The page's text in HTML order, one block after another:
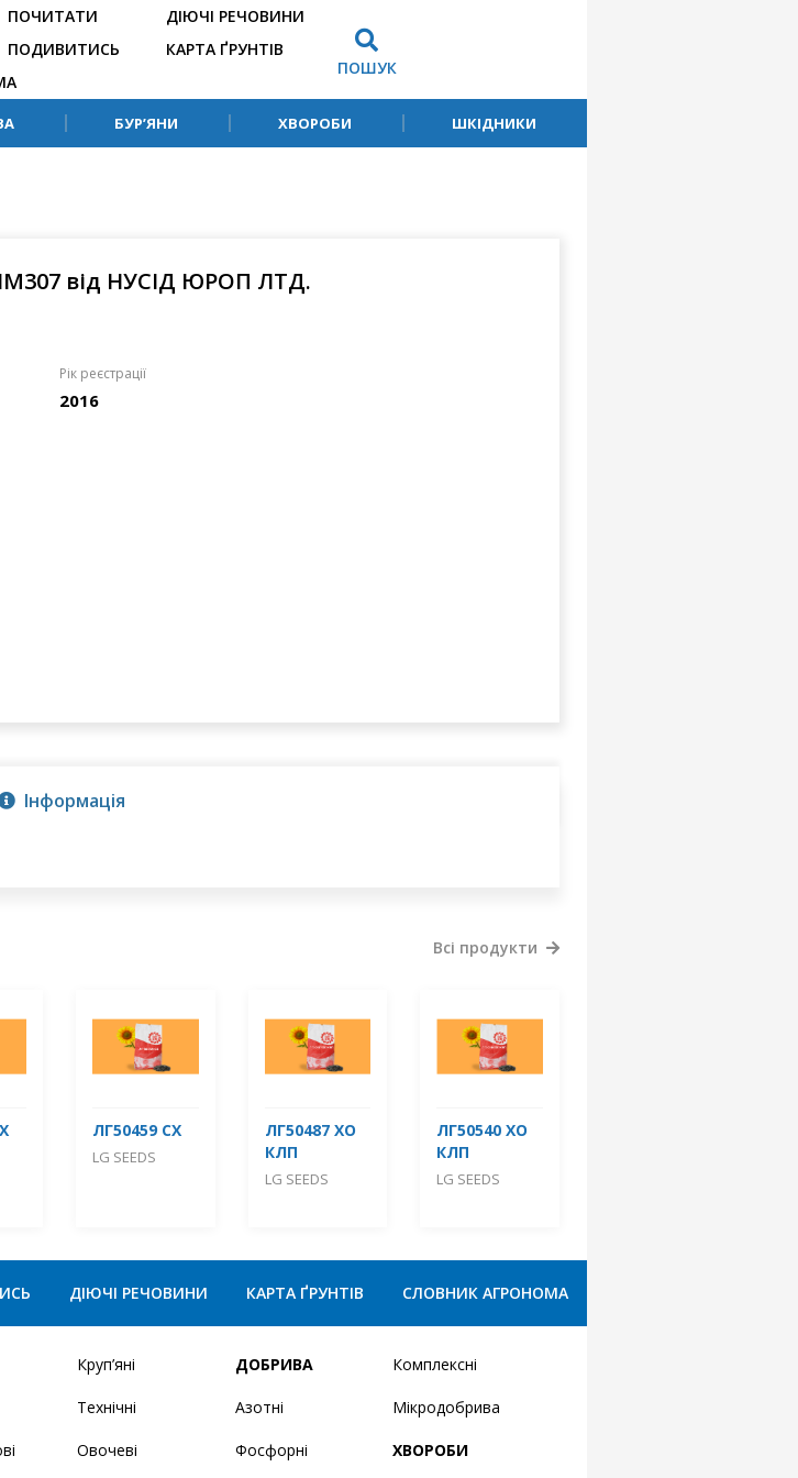
ПОЧИТАТИ
ПОДИВИТИСЬ
ДІЮЧІ РЕЧОВИНИ
КАРТА ҐРУНТІВ
ПОШУК
БУР’ЯНИ ХВОРОБИ ШКІДНИКИ
від НУСІД ЮРОП ЛТД.
Рік реєстрації
2016
Інформація
ЛГ50459 СХ
LG SEEDS
ЛГ50487 ХО
КЛП
LG SEEDS
ЛГ50540 ХО
КЛП
LG SEEDS
Всі продукти
ДІЮЧІ РЕЧОВИНИ КАРТА ҐРУНТІВ СЛОВНИК АГРОНОМА
Круп’яні
Технічні
Овочеві
ДОБРИВА
Азотні
Фосфорні
Комплексні
Мікродобрива
ХВОРОБИ